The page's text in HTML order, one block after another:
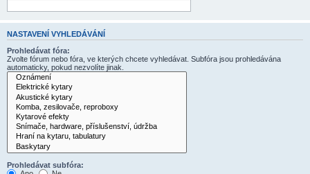
NASTAVENÍ VYHLEDÁVÁNÍ
Prohledávat fóra:
Zvolte fórum nebo fóra, ve kterých chcete vyhledávat. Subfóra jsou prohledávána
automaticky, pokud nezvolíte jinak.
Prohledávat subfóra: